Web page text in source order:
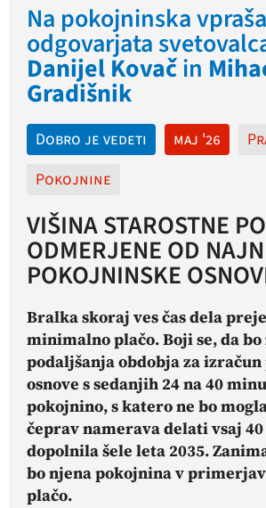
Na pokojninska
odgovarjata
Danijel Kovačin
Gradišnik
Dobro je vedeti maj '26
Pokojnine
VIŠINA STAROSTNE
ODMERJENE OD
POKOJNINSKE
Bralka skoraj ves čas dela
minimalno plačo. Boji se, da
podaljšanja obdobja za
osnove s sedanjih 24 na 40
pokojnino, s katero ne bo
čeprav namerava delati vsaj
dopolnila šele leta 2035.
bo njena pokojnina v
plačo.